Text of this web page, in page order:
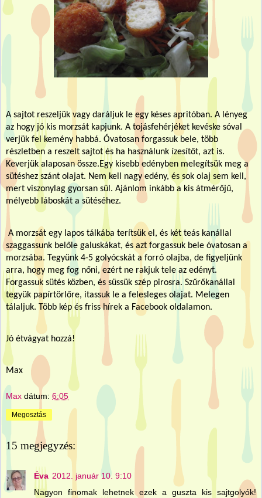
A sajtot reszeljük vagy daráljuk le egy késes apritóban. A lényeg
az hogy jó kis morzsát kapjunk. A tojásfehérjéket kevéske sóval
verjük fel kemény habbá. Óvatosan forgassuk bele, több
részletben a reszelt sajtot és ha használunk ízesítőt, azt is.
Keverjük alaposan össze.Egy kisebb edényben melegítsük meg a
sütéshez szánt olajat. Nem kell nagy edény, és sok olaj sem kell,
mert viszonylag gyorsan sül. Ajánlom inkább a kis átmérőjű,
mélyebb láboskát a sütéséhez.
A morzsát egy lapos tálkába terítsük el, és két teás kanállal
szaggassunk belőle galuskákat, és azt forgassuk bele óvatosan a
morzsába. Tegyünk 4-5 golyócskát a forró olajba, de figyeljünk
arra, hogy meg fog nőni, ezért ne rakjuk tele az edényt.
Forgassuk sütés közben, és süssük szép pirosra. Szűrőkanállal
tegyük papírtörlőre, itassuk le a felesleges olajat. Melegen
tálaljuk. Több kép és friss hírek a Facebook oldalamon.
Jó étvágyat hozzá!
Max
Max dátum: 6:05
Megosztás
15 megjegyzés:
Éva 2012. január 10. 9:10
Nagyon finomak lehetnek ezek a guszta kis sajtgolyók!